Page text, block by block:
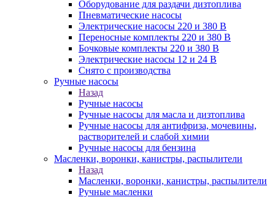
Оборудование для раздачи дизтоплива
Пневматические насосы
Электрические насосы 220 и 380 В
Переносные комплекты 220 и 380 В
Бочковые комплекты 220 и 380 В
Электрические насосы 12 и 24 В
Снято с производства
Ручные насосы
Назад
Ручные насосы
Ручные насосы для масла и дизтоплива
Ручные насосы для антифриза, мочевины,
растворителей и слабой химии
Ручные насосы для бензина
Масленки, воронки, канистры, распылители
Назад
Масленки, воронки, канистры, распылители
Ручные масленки